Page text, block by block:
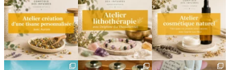
mesure
Un...
8 0
énergétique, juste pour
vous
...
2 0
cosmétiques avec Sophie
(Lou...
6 0